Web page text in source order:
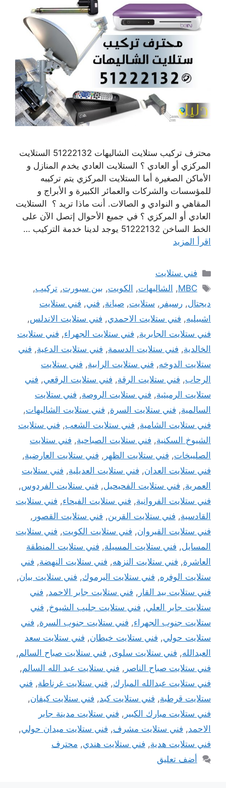
محترف تركيب ستلايت الشاليهات 51222132 الستلايت
المركزي أو العادي ؟ الستلايت العادي يخدم المنازل و
الأماكن الصغيرة أما الستلايت المركزي يتم تركيبه
للمؤسسات والشركات والعمائر الكبيرة و الأبراج و
المقاهي و النوادي و الصالات. أنت ماذا تريد ؟ الستلايت
العادي أو المركزي ؟ في جميع الأحوال إتصل الآن على
الخط الساخن 51222132 يوجد لدينا خدمة التركيب …
اقرأ المزيد
التصنيفات
فني ستلايت
الوسوم
MBC
, الشاليهات, الكويت, بين سبورت,تركيب,
ديجتال, رسيفر , ستلايت, صيانة, فني, فني ستلايت
اشبيليه, فني ستلايت الاحمدي, فني ستلايت الاندلس,
فني ستلايت الجابرية, فني ستلايت الجهراء, فني ستلايت
الخالدية, فني ستلايت الدسمة, فني ستلايت الدعية, فني
ستلايت الدوخه, فني ستلايت الرابية, فني ستلايت
الرحاب, فني ستلايت الرقة, فني ستلايت الرقعي, فني
ستلايت الرميثية, فني ستلايت الروصة, فني ستلايت
السالمية, فني ستلايت السرة, فني ستلايت الشاليهات,
فني ستلايت الشامية, فني ستلايت الشعب, فني ستلايت
الشيوخ السكنية, فني ستلايت الصباحية, فني ستلايت
الصليبخات, فني ستلايت الظهر , فني ستلايت العارضية,
فني ستلايت العدان, فني ستلايت العديلية, فني ستلايت
العمرية, فني ستلايت الفحيحيل, فني ستلايت الفردوس,
فني ستلايت الفروانية, فني ستلايت الفيحاء, فني ستلايت
القادسية, فني ستلايت القرين, فني ستلايت القصور ,
فني ستلايت القيروان, فني ستلايت الكويت, فني ستلايت
المسايل, فني ستلايت المسيلة, فني ستلايت المنطقة
العاشرة, فني ستلايت النزهه, فني ستلايت النهضة, فني
ستلايت الوفره, فني ستلايت اليرموك, فني ستلايت بيان,
فني ستلايت بيد القار , فني ستلايت جابر الاحمد, فني
ستلايت جابر العلي, فني ستلايت جليب الشيوخ, فني
ستلايت جنوب الجهراء, فني ستلايت جنوب السرة, فني
ستلايت حولي, فني ستلايت خيطان, فني ستلايت سعد
العبدالله, فني ستلايت سلوى, فني ستلايت صباح السالم,
فني ستلايت صباح الناصر , فني ستلايت عبد الله السالم,
فني ستلايت عبدالله المبارك, فني ستلايت غرناطة, فني
ستلايت قرطبة, فني ستلايت كبد, فني ستلايت كيفان,
فني ستلايت مبارك الكبير , فني ستلايت مدينة جابر
الاحمد, فني ستلايت مشرف, فني ستلايت ميدان حولي,
فني ستلايت هدية, فني ستلايت هندي, محترف
أضف تعليق